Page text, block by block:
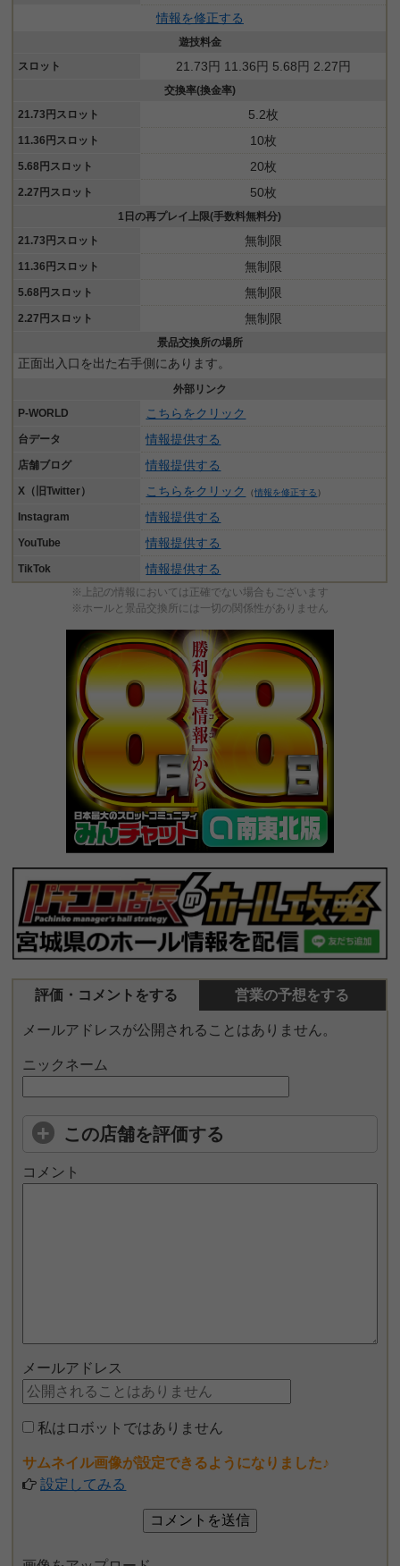
情報を修正する
遊技料金
スロット
21.73円 11.36円 5.68円 2.27円
交換率(換金率)
21.73円スロット
5.2枚
11.36円スロット 10枚
5.68円スロット 20枚
2.27円スロット 50枚
1日の再プレイ上限(手数料無料分)
21.73円スロット
無制限
11.36円スロット 無制限
5.68円スロット 無制限
2.27円スロット 無制限
景品交換所の場所
正面出入口を出た右手側にあります。
外部リンク
P-WORLD
こちらをクリック
台データ 情報提供する
店舗ブログ 情報提供する
X（旧Twitter） こちらをクリック （情報を修正する ）
Instagram 情報提供する
YouTube 情報提供する
TikTok 情報提供する
※上記の情報においては正確でない場合もございます
※ホールと景品交換所には一切の関係性がありません
評価・コメントをする 営業の予想をする
メールアドレスが公開されることはありません。
ニックネーム
この店舗を評価する
コメント
メールアドレス
私はロボットではありません
サムネイル画像が設定できるようになりました♪
設定してみる